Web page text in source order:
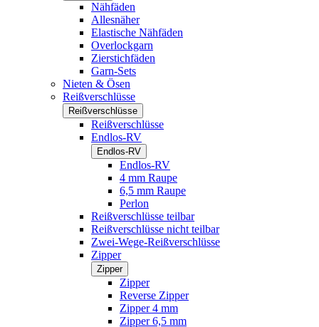
Nähfäden
Allesnäher
Elastische Nähfäden
Overlockgarn
Zierstichfäden
Garn-Sets
Nieten & Ösen
Reißverschlüsse
Reißverschlüsse
Reißverschlüsse
Endlos-RV
Endlos-RV
Endlos-RV
4 mm Raupe
6,5 mm Raupe
Perlon
Reißverschlüsse teilbar
Reißverschlüsse nicht teilbar
Zwei-Wege-Reißverschlüsse
Zipper
Zipper
Zipper
Reverse Zipper
Zipper 4 mm
Zipper 6,5 mm